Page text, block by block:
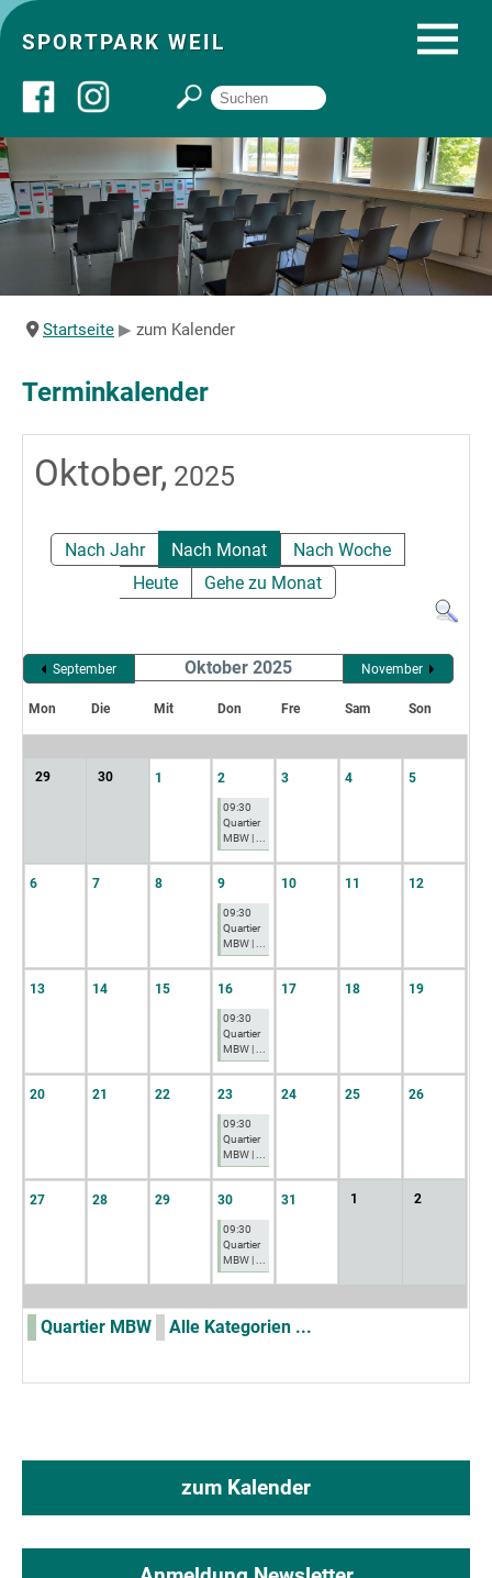
SPORTPARK WEIL
Über uns
Startseite
Angebote
Sportpark
Startseite zum Kalender
Terminkalender
Oktober, 2025
Nach Jahr Nach Monat
Nach Woche
Heute
Gehe zu Monat
September Oktober 2025 November
Mon Die Mit Don Fre Sam Son
29 30 1 2
09:30
Quartier
MBW | ...
3 4 5
6 7 8 9
09:30
Quartier
MBW | ...
10 11 12
13 14 15 16
09:30
Quartier
MBW | ...
17 18 19
20 21 22 23
09:30
Quartier
MBW | ...
24 25 26
27 28 29 30
09:30
Quartier
MBW | ...
31 1 2
Quartier MBW Alle Kategorien ...
zum Kalender